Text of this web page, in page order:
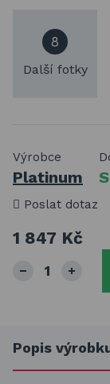
8
Další fotky
Výrobce
Platinum
Poslat dotaz
1 847 Kč
Popis